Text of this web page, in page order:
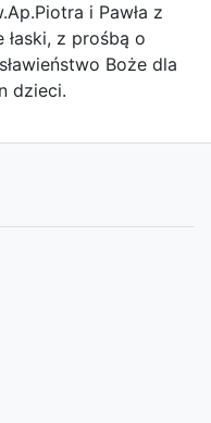
i Pawła z
z prośbą o
Boże dla
dzieci.